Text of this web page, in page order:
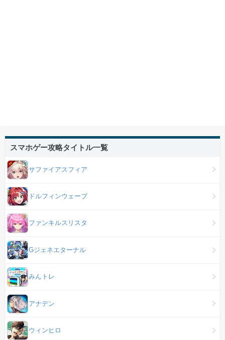
スマホゲー攻略タイトル一覧
サファイアスフィア
ドルフィンウェーブ
ファンキルスリスタ
Gジェネエターナル
みんトレ
アナデン
ウィンヒロ